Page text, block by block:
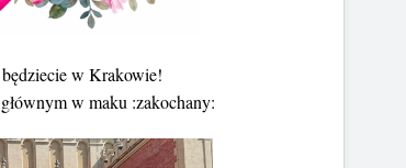
w Krakowie!
w maku :zakochany: